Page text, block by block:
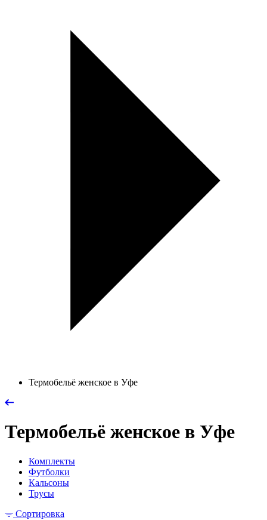
Термобельё женское в Уфе
Термобельё женское в Уфе
Комплекты
Футболки
Кальсоны
Трусы
Сортировка